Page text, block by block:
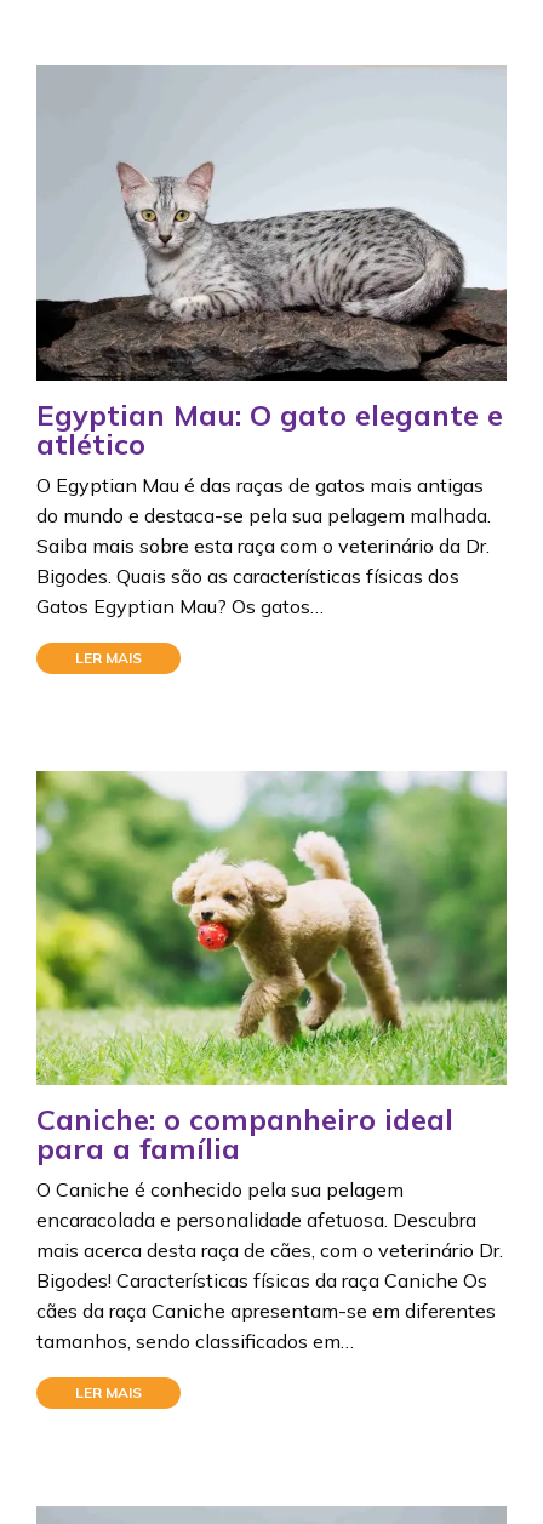
Egyptian Mau: O gato elegante e
atlético
O Egyptian Mau é das raças de gatos mais antigas
do mundo e destaca-se pela sua pelagem malhada.
Saiba mais sobre esta raça com o veterinário da Dr.
Bigodes. Quais são as características físicas dos
Gatos Egyptian Mau? Os gatos…
LER MAIS
Caniche: o companheiro ideal
para a família
O Caniche é conhecido pela sua pelagem
encaracolada e personalidade afetuosa. Descubra
mais acerca desta raça de cães, com o veterinário Dr.
Bigodes! Características físicas da raça Caniche Os
cães da raça Caniche apresentam-se em diferentes
tamanhos, sendo classificados em…
LER MAIS